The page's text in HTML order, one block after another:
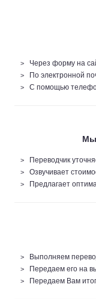
Через форму на
По электронной
С помощью
Мы
Переводчик
Озвучивает
Предлагает
Выполняем
Передаем его на
Передаем Вам